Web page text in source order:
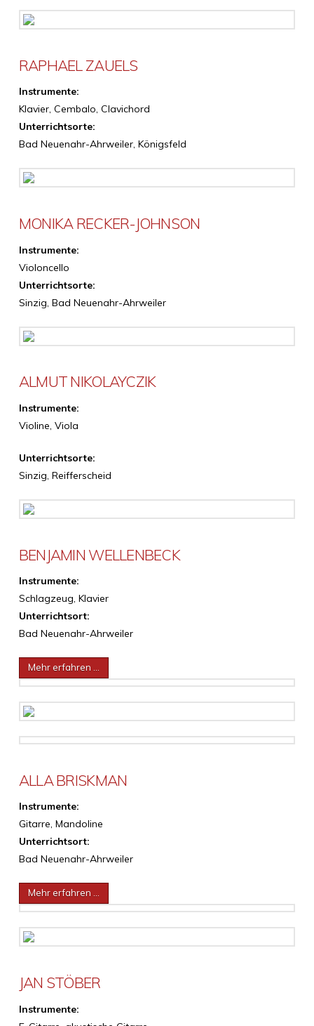
RAPHAEL ZAUELS
Instrumente:
Klavier, Cembalo, Clavichord
Unterrichtsorte:
Bad Neuenahr-Ahrweiler, Königsfeld
MONIKA RECKER-JOHNSON
Instrumente:
Violoncello
Unterrichtsorte:
Sinzig, Bad Neuenahr-Ahrweiler
ALMUT NIKOLAYCZIK
Instrumente:
Violine, Viola
Unterrichtsorte:
Sinzig, Reifferscheid
BENJAMIN WELLENBECK
Instrumente:
Schlagzeug, Klavier
Unterrichtsort:
Bad Neuenahr-Ahrweiler
Mehr erfahren …
ALLA BRISKMAN
Instrumente:
Gitarre, Mandoline
Unterrichtsort:
Bad Neuenahr-Ahrweiler
Mehr erfahren …
JAN STÖBER
Instrumente: